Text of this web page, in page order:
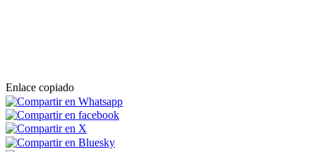
Enlace copiado